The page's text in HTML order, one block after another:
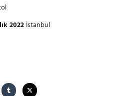
2022 İstanbul